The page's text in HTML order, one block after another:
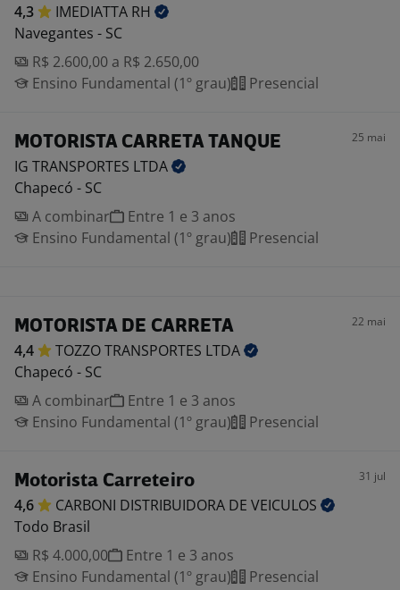
4,3 IMEDIATTA RH
Navegantes - SC
R$ 2.600,00 a R$ 2.650,00
Ensino Fundamental (1º grau)
Presencial
MOTORISTA CARRETA TANQUE 25 mai
IG TRANSPORTES LTDA
Chapecó - SC
A combinar
Entre 1 e 3 anos
Ensino Fundamental (1º grau)
Presencial
MOTORISTA DE CARRETA 22 mai
4,4 TOZZO TRANSPORTES LTDA
Chapecó - SC
A combinar
Entre 1 e 3 anos
Ensino Fundamental (1º grau)
Presencial
Motorista Carreteiro 31 jul
4,6 CARBONI DISTRIBUIDORA DE VEICULOS
Todo Brasil
R$ 4.000,00
Entre 1 e 3 anos
Ensino Fundamental (1º grau)
Presencial